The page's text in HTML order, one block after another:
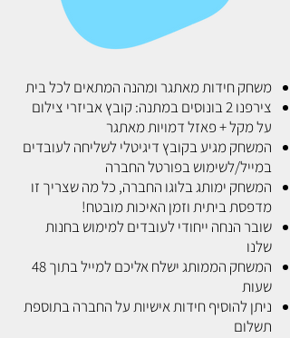
משחק חידות מאתגר ומהנה המתאים לכל בית
צירפנו 2 בונוסים במתנה: קובץ אביזרי צילום
על מקל + פאזל דמויות מאתגר
המשחק מגיע בקובץ דיגיטלי לשליחה לעובדים
במייל/לשימוש בפורטל החברה
המשחק ימותג בלוגו החברה, כל מה שצריך זו
מדפסת ביתית וזמן האיכות מובטח!
שובר הנחה ייחודי לעובדים למימוש בחנות
שלנו
המשחק הממותג ישלח אליכם למייל בתוך 48
שעות
ניתן להוסיף חידות אישיות על החברה בתוספת
תשלום